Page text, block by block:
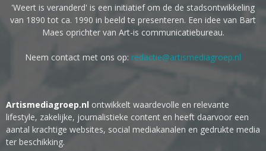
'Weert is veranderd' is een initiatief om de de stadsontwikkeling
van 1890 tot ca. 1990 in beeld te presenteren. Een idee van Bart
Maes oprichter van Art-is communicatiebureau.
Neem contact met ons op: redactie@artismediagroep.nl
Artismediagroep.nl ontwikkelt waardevolle en relevante
lifestyle, zakelijke, journalistieke content en heeft daarvoor een
aantal krachtige websites, social mediakanalen en gedrukte media
ter beschikking.